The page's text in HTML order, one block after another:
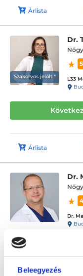
Beleegyezés
Árlista
Szakorvos jelölt *
Dr.
L33
Árlista
Dr.
Dr.